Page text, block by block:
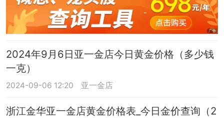
2024年9月6日亚一金店今日黄金价格（多少钱
一克）
2024-09-06 12:20 亚一金店
浙江金华亚一金店黄金价格表_今日金价查询（2